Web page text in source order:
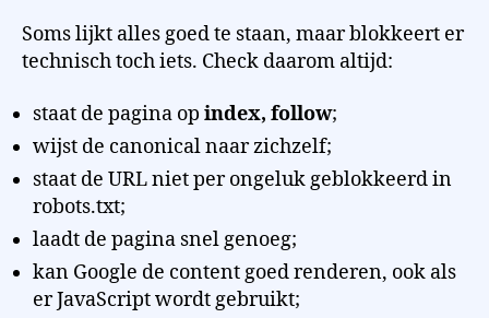
Soms lijkt alles goed te staan, maar blokkeert er
technisch toch iets. Check daarom altijd:
staat de pagina op index, follow;
wijst de canonical naar zichzelf;
staat de URL niet per ongeluk geblokkeerd in
robots.txt;
laadt de pagina snel genoeg;
kan Google de content goed renderen, ook als
er JavaScript wordt gebruikt;